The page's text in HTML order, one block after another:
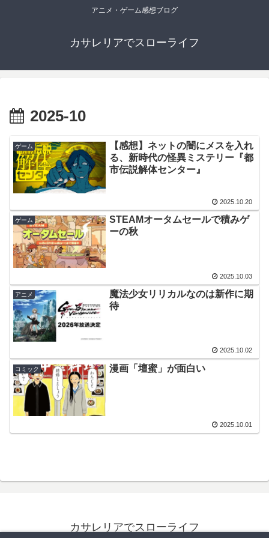
アニメ・ゲーム感想ブログ
カサレリアでスローライフ
2025-10
ゲーム
【感想】ネットの闇にメスを入れ
る、新時代の怪異ミステリー『都
市伝説解体センター』
2025.10.20
ゲーム
STEAMオータムセールで積みゲ
ーの秋
2025.10.03
アニメ
魔法少女リリカルなのは新作に期
待
2025.10.02
コミック 漫画「壇蜜」が面白い
2025.10.01
カサレリアでスローライフ